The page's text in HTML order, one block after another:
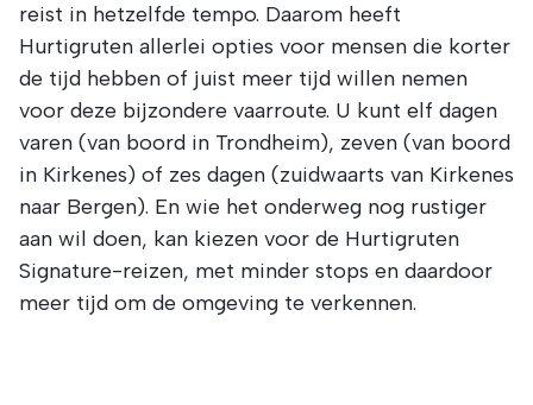
reist in hetzelfde tempo. Daarom heeft
Hurtigruten allerlei opties voor mensen die korter
de tijd hebben of juist meer tijd willen nemen
voor deze bijzondere vaarroute. U kunt elf dagen
varen (van boord in Trondheim), zeven (van boord
in Kirkenes) of zes dagen (zuidwaarts van Kirkenes
naar Bergen). En wie het onderweg nog rustiger
aan wil doen, kan kiezen voor de Hurtigruten
Signature-reizen, met minder stops en daardoor
meer tijd om de omgeving te verkennen.